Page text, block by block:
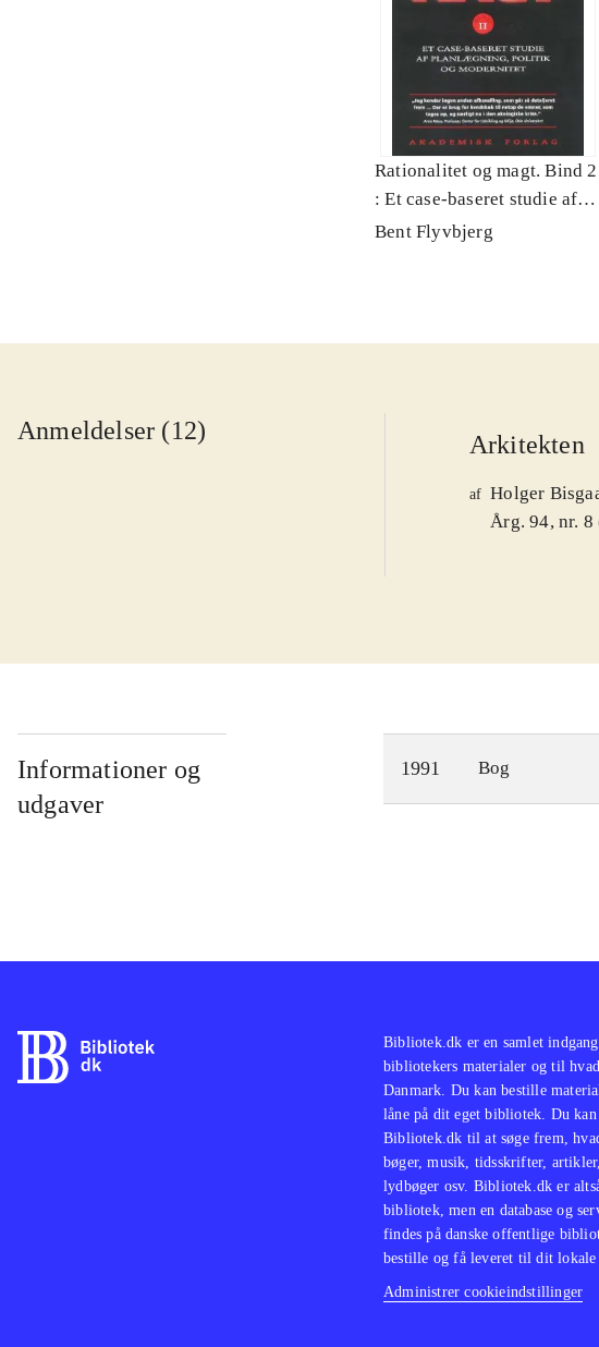
Rationalitet og magt. Bind 2
: Et case-baseret studie af
planlægning, politik og
Bent Flyvbjerg
Anmeldelser (12) Arkitekten
af Holger
Årg. 94, nr. 8
Informationer og
udgaver
1991 Bog
Bibliotek.dk er en samlet
bibliotekers materialer og til
Danmark. Du kan bestille
låne på dit eget bibliotek. Du kan
Bibliotek.dk til at søge frem,
bøger, musik, tidsskrifter,
lydbøger osv. Bibliotek.dk er
bibliotek, men en database og
findes på danske offentlige
bestille og få leveret til dit
Administrer cookieindstillinger